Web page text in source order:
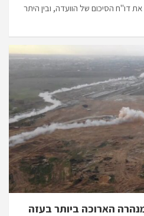
דו"ח הסיכום של הוועדה, ובין היתר
הארוכה ביותר בעזה